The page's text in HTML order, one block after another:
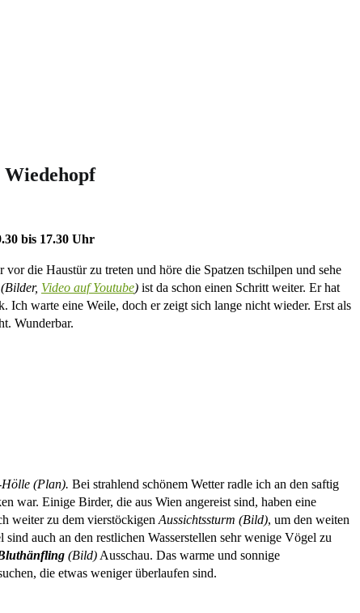
Wiedehopf
bis 17.30 Uhr
die Haustür zu treten und höre die Spatzen tschilpen und sehe
(Bilder, Video auf Youtube) ist da schon einen Schritt weiter. Er hat
Ich warte eine Weile, doch er zeigt sich lange nicht wieder. Erst als
Wunderbar.
(Plan). Bei strahlend schönem Wetter radle ich an den saftig
war. Einige Birder, die aus Wien angereist sind, haben eine
weiter zu dem vierstöckigen Aussichtssturm (Bild), um den weiten
auch an den restlichen Wasserstellen sehr wenige Vögel zu
(Bild) Ausschau. Das warme und sonnige
die etwas weniger überlaufen sind.